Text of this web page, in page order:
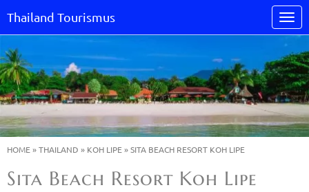
Thailand Tourismus
HOME»THAILAND » KOH LIPE»SITA BEACH RESORT KOH LIPE
Sita Beach Resort Koh Lipe